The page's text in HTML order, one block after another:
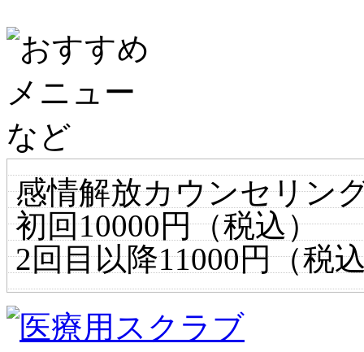
感情解放カウンセリン
初回10000円（税込）
2回目以降11000円（税